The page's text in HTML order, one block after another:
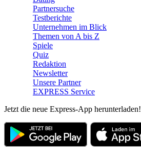
Partnersuche
Testberichte
Unternehmen im Blick
Themen von A bis Z
Spiele
Quiz
Redaktion
Newsletter
Unsere Partner
EXPRESS Service
Jetzt die neue Express-App herunterladen!